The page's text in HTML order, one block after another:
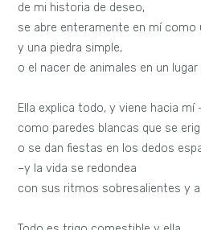
de mi historia de deseo,
se abre enteramente en mí como
y una piedra simple,
o el nacer de animales en un
Ella explica todo, y viene hacia mí
como paredes blancas que se
o se dan fiestas en los dedos
–y la vida se redondea
con sus ritmos sobresalientes y